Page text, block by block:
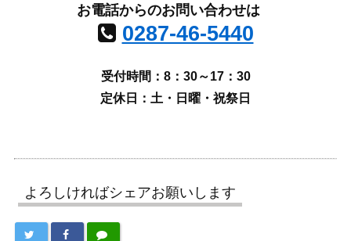
お電話からのお問い合わせは
0287-46-5440
受付時間：8：30～17：30
定休日：土・日曜・祝祭日
よろしければシェアお願いします